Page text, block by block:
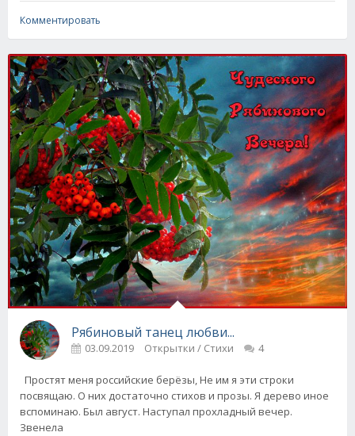
Комментировать
Рябиновый танец любви...
03.09.2019 Открытки / Стихи 4
Простят меня российские берёзы, Не им я эти строки
посвящаю. О них достаточно стихов и прозы. Я дерево иное
вспоминаю. Был август. Наступал прохладный вечер.
Звенела